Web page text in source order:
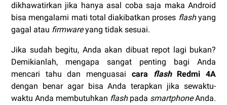
dikhawatirkan jika hanya asal coba saja maka Android
bisa mengalami mati total diakibatkan proses flashyang
gagal atau firmwareyang tidak sesuai.
Jika sudah begitu, Anda akan dibuat repot lagi bukan?
Demikianlah, mengapa sangat penting bagi Anda
mencari tahu dan menguasai cara flash Redmi 4A
dengan benar agar bisa Anda terapkan jika sewaktu-
waktu Anda membutuhkan flash pada smartphoneAnda.